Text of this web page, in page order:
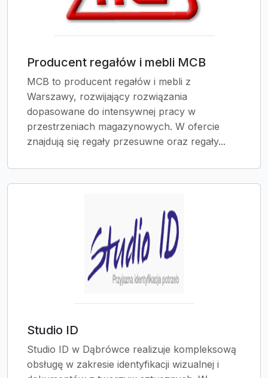
Producent regałów i mebli MCB
MCB to producent regałów i mebli z
Warszawy, rozwijający rozwiązania
dopasowane do intensywnej pracy w
przestrzeniach magazynowych. W ofercie
znajdują się regały przesuwne oraz regały...
Studio ID
Studio ID w Dąbrówce realizuje kompleksową
obsługę w zakresie identyfikacji wizualnej i